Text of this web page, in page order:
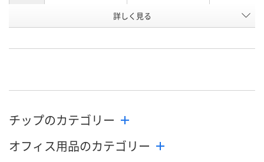
わずか
詳しく見る
チップのカテゴリー
オフィス用品のカテゴリー